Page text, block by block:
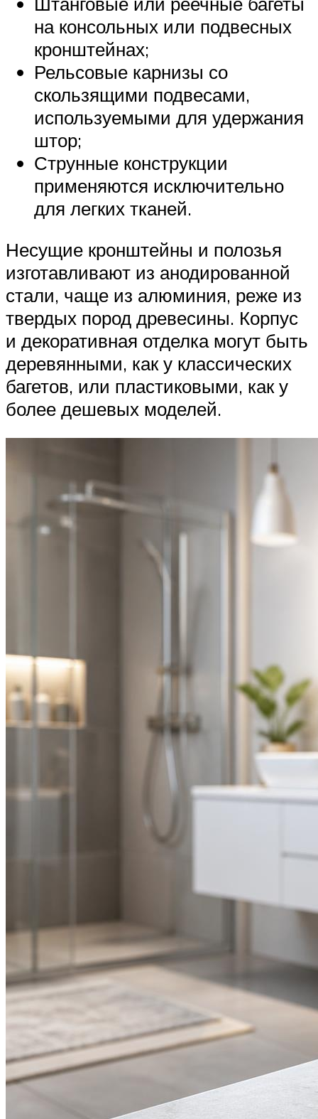
на консольных или подвесных
кронштейнах;
Рельсовые карнизы со
скользящими подвесами,
используемыми для удержания
штор;
Струнные конструкции
применяются исключительно
для легких тканей.
Несущие кронштейны и полозья
изготавливают из анодированной
стали, чаще из алюминия, реже из
твердых пород древесины. Корпус
и декоративная отделка могут быть
деревянными, как у классических
багетов, или пластиковыми, как у
более дешевых моделей.